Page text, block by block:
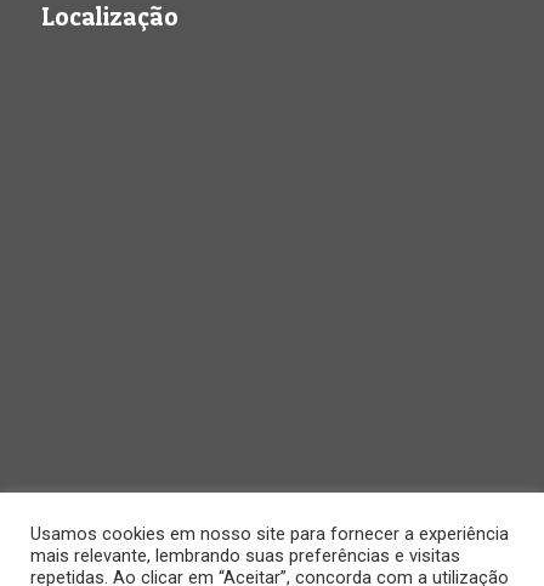
Localização
Usamos cookies em nosso site para fornecer a experiência
mais relevante, lembrando suas preferências e visitas
repetidas. Ao clicar em “Aceitar”, concorda com a utilização